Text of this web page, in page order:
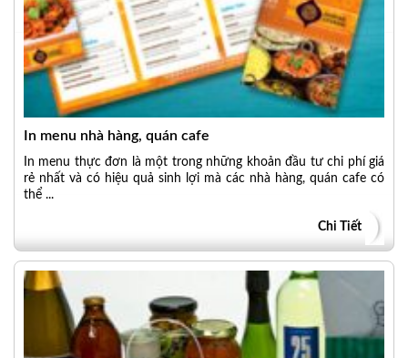
In menu nhà hàng, quán cafe
In menu thực đơn là một trong những khoản đầu tư chi phí giá
rẻ nhất và có hiệu quả sinh lợi mà các nhà hàng, quán cafe có
thể ...
Chi Tiết